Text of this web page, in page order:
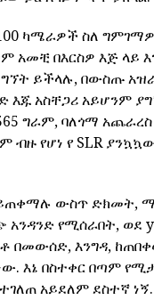
ካሜራዎች ስለ
አመቺ በእርስዎ እጅ ላይ
ይችላሉ, በውስጡ
እጁ አስቸጋሪ አይሆንም
ግራም, ባለጎማ
የሆነ የ SLR
ይጠቀማሉ ውስጥ ድክመት,
አንዳንድ የሚሰራበት, ወደ
በመውሰድ, እንግዳ,
እኔ በስተቀር በጣም
አይደለም ደስተኛ ነኝ.